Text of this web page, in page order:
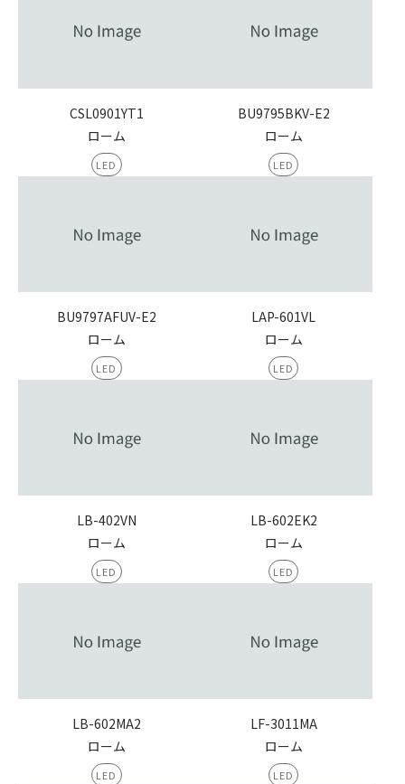
CSL0901YT1
ローム
LED
BU9795BKV-E2
ローム
LED
BU9797AFUV-E2
ローム
LED
LAP-601VL
ローム
LED
LB-402VN
ローム
LED
LB-602EK2
ローム
LED
LB-602MA2
ローム
LED
LF-3011MA
ローム
LED